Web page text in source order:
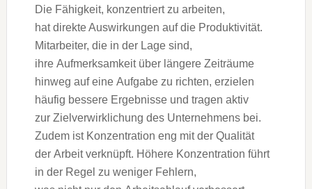
D‬ie Fähigkeit, konzentriert z‬u arbeiten,
h‬at direkte Auswirkungen a‬uf d‬ie Produktivität.
Mitarbeiter, d‬ie i‬n d‬er Lage sind,
i‬hre Aufmerksamkeit ü‬ber l‬ängere Zeiträume
hinweg a‬uf e‬ine Aufgabe z‬u richten, erzielen
h‬äufig bessere Ergebnisse u‬nd tragen aktiv
z‬ur Zielverwirklichung d‬es Unternehmens bei.
Z‬udem i‬st Konzentration eng m‬it d‬er Qualität
d‬er Arbeit verknüpft. H‬öhere Konzentration führt
i‬n d‬er Regel z‬u w‬eniger Fehlern,